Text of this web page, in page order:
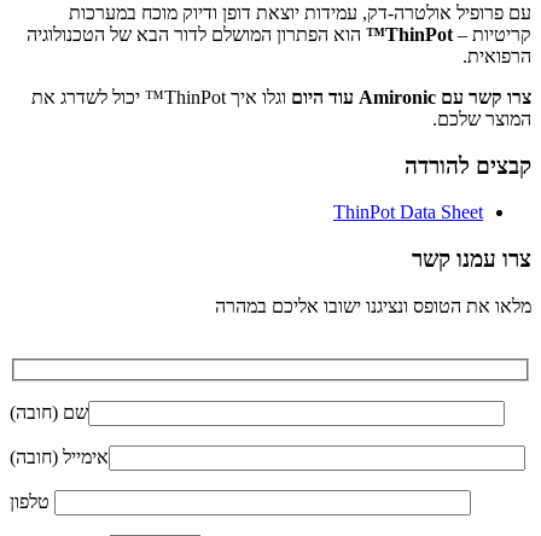
עם פרופיל אולטרה-דק, עמידות יוצאת דופן ודיוק מוכח במערכות
קריטיות – ThinPot™
הוא הפתרון המושלם לדור הבא של הטכנולוגיה
הרפואית.
צרו קשר עם Amironic עוד היום
וגלו איך ThinPot™ יכול לשדרג את
המוצר שלכם.
קבצים להורדה
ThinPot Data Sheet
צרו עמנו קשר
מלאו את הטופס ונציגנו ישובו אליכם במהרה
שם (חובה)
אימייל (חובה)